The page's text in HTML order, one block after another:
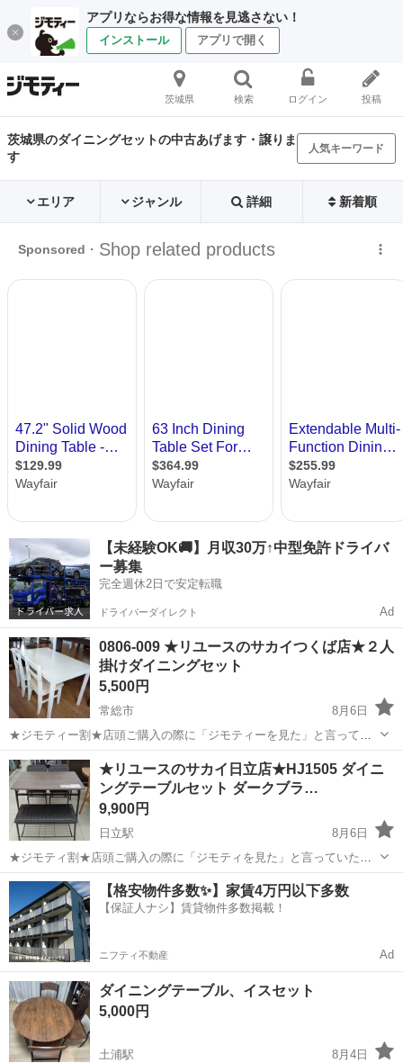
アプリならお得な情報を見逃さない！
インストール アプリで開く
茨城県 検索 ログイン 投稿
茨城県のダイニングセットの中古あげます・譲りま
す
人気キーワード
エリア ジャンル 詳細 新着順
【未経験OK🚚】月収30万↑中型免許ドライバ
ー募集
完全週休2日で安定転職
ドライバーダイレクト Ad
0806-009 ★リユースのサカイつくば店★２人
掛けダイニングセット
5,500円
常総市
8月6日
★ジモティー割★店頭ご購入の際に「ジモティーを見た」と言ってい
ただくとジモティー限定価格（掲載価格の10%OFF）でご購入が可能
です。 必ずご精算前にスタッフまでお伝えくださいませ。 ■引越でお
なじみ、サカイ引越セン...
茨城 常総市 ダイニングセット サカイ
★リユースのサカイ日立店★HJ1505 ダイニ
ングテーブルセット ダークブラ…
9,900円
日立駅
8月6日
★ジモティ割★店頭ご購入の際に「ジモティを見た」と言っていただ
くとジモティ限定価格（掲載価格の10%OFF）でご購入が可能です。
ぜひ店頭にてスタッフまでお伝えくださいませ。 ----------------------...
茨城 日立市 日立駅 ダイニングセット
【格安物件多数✨】家賃4万円以下多数
【保証人ナシ】賃貸物件多数掲載！
ニフティ不動産 Ad
ダイニングテーブル、イスセット
5,000円
土浦駅
8月4日